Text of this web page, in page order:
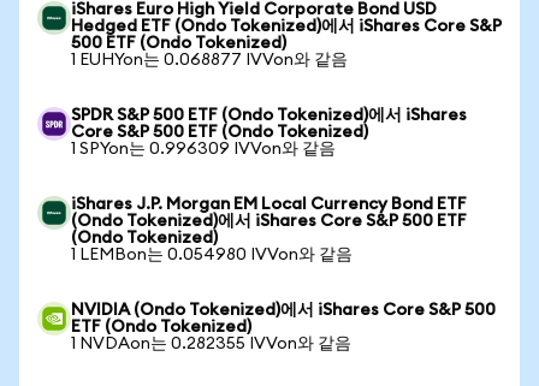
iShares Euro High Yield Corporate Bond USD
Hedged ETF (Ondo Tokenized)에서 iShares Core S&P
500 ETF (Ondo Tokenized)
1 EUHYon는 0.068877 IVVon와 같음
SPDR S&P 500 ETF (Ondo Tokenized)에서 iShares
Core S&P 500 ETF (Ondo Tokenized)
1 SPYon는 0.996309 IVVon와 같음
iShares J.P. Morgan EM Local Currency Bond ETF
(Ondo Tokenized)에서 iShares Core S&P 500 ETF
(Ondo Tokenized)
1 LEMBon는 0.054980 IVVon와 같음
NVIDIA (Ondo Tokenized)에서 iShares Core S&P 500
ETF (Ondo Tokenized)
1 NVDAon는 0.282355 IVVon와 같음